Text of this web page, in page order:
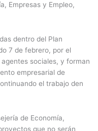
Empresas y Empleo,
dentro del Plan
7 de febrero, por el
sociales, y forman
empresarial de
el trabajo den
de Economía,
que no serán